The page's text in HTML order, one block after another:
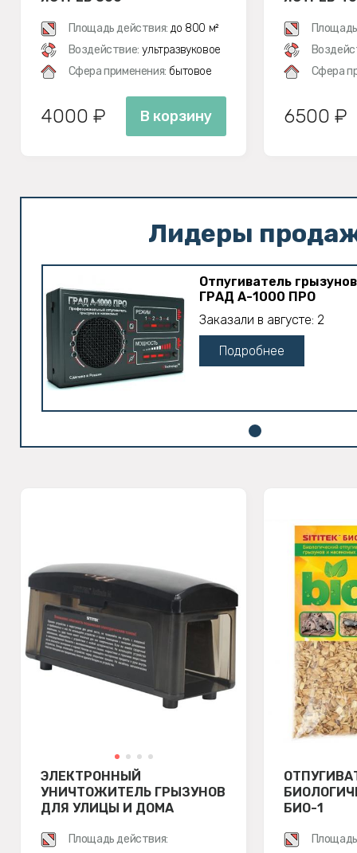
Площадь действия: до 800 м²
Воздействие: ультразвуковое
Сфера применения: бытовое
4000 ₽ В корзину
Сфера
6500 ₽
Лидеры
Отпугиватель
ГРАД А-1000 ПРО
Заказали в августе: 2
Подробнее
ЭЛЕКТРОННЫЙ
УНИЧТОЖИТЕЛЬ ГРЫЗУНОВ
ДЛЯ УЛИЦЫ И ДОМА
Площадь действия:
БИО-1